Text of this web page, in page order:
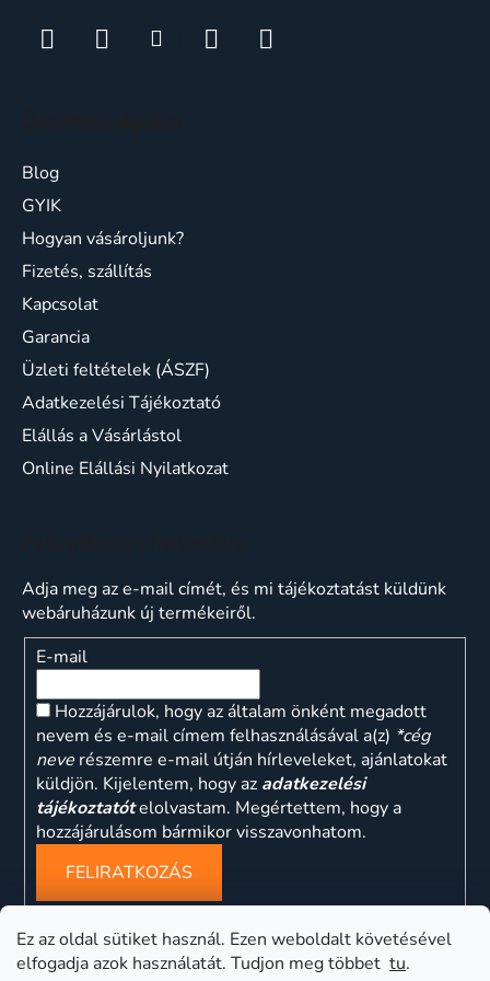
Ez az oldal sütiket használ. Ezen weboldalt követésével
elfogadja azok használatát. Tudjon meg többet tu.
Blog
GYIK
Hogyan vásároljunk?
Fizetés, szállítás
Kapcsolat
Garancia
Üzleti feltételek (ÁSZF)
Adatkezelési Tájékoztató
Elállás a Vásárlástol
Online Elállási Nyilatkozat
Adja meg az e-mail címét, és mi tájékoztatást küldünk
webáruházunk új termékeiről.
E-mail
Hozzájárulok, hogy az általam önként megadott
nevem és e-mail címem felhasználásával a(z) *cég
neve részemre e-mail útján hírleveleket, ajánlatokat
küldjön. Kijelentem, hogy az adatkezelési
tájékoztatótelolvastam. Megértettem, hogy a
hozzájárulásom bármikor visszavonhatom.
FELIRATKOZÁS